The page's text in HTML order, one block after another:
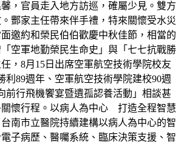
，官員走入地方訪巡，確屬少見。雙方
酆家主任帶來伴手禮，特來關懷受水災
邀約和榮民伯伯歡慶中秋佳節，相當的
空軍地勤榮民生命史」與「七七抗戰勝
，8月15日出席空軍航空技術學院校友
利89週年、空軍航空技術學院建校90週
前行飛機饗宴暨遺孤認養活動」相談甚
懷行程。以病人為中心 打造全程智慧
南市立醫院持續建構以病人為中心的智
子病歷、醫囑系統、臨床決策支援、智